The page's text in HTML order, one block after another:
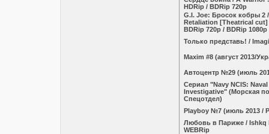
HDRip / BDRip 720p
G.I. Joe: Бросок кобры 2
Retaliation [Theatrical cut]
BDRip 720p / BDRip 1080p
Только представь! /
Maxim #8 (август 2013/
Автоцентр №29 (июль
Сериал "Navy NCIS:
Investigative" (Морская
Спецотдел)
Plаyboу №7 (июль 2013 /
Любовь в Париже / Ishkq
WEBRip